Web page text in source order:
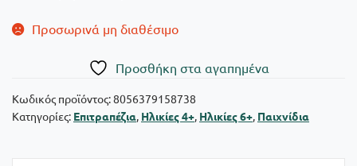
Προσωρινά μη διαθέσιμο
Πρoσθήκη στα αγαπημένα
Κωδικός προϊόντος:8056379158738
Κατηγορίες: Επιτραπέζια, Ηλικίες 4+, Ηλικίες 6+, Παιχνίδια